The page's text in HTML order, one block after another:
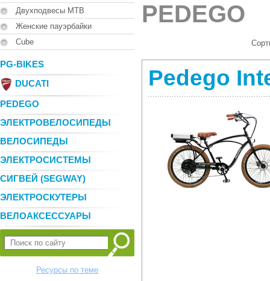
Двухподвесы MTB
Женские пауэрбайки
Cube
PG-BIKES
DUCATI
PEDEGO
ЭЛЕКТРОВЕЛОСИПЕДЫ
ВЕЛОСИПЕДЫ
ЭЛЕКТРОСИСТЕМЫ
СИГВЕЙ (SEGWAY)
ЭЛЕКТРОСКУТЕРЫ
ВЕЛОАКСЕССУАРЫ
Ресурсы по теме
PEDEGO
Pedego